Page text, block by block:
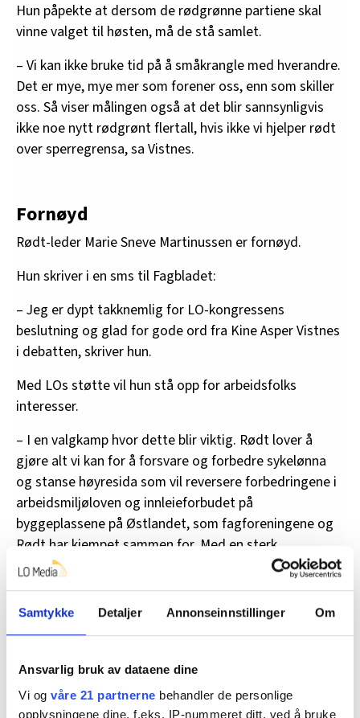
Samtykke Detaljer Annonseinnstillinger Om
Ansvarlig bruk av dataene dine
Vi og våre 21 partnerne behandler de personlige
opplysningene dine, f.eks. IP-nummeret ditt, ved å bruke
Hun påpekte at dersom de rødgrønne partiene skal
vinne valget til høsten, må de stå samlet.
– Vi kan ikke bruke tid på å småkrangle med hverandre.
Det er mye, mye mer som forener oss, enn som skiller
oss. Så viser målingen også at det blir sannsynligvis
ikke noe nytt rødgrønt flertall, hvis ikke vi hjelper rødt
over sperregrensa, sa Vistnes.
Fornøyd
Rødt-leder Marie Sneve Martinussen er fornøyd.
Hun skriver i en sms til Fagbladet:
– Jeg er dypt takknemlig for LO-kongressens
beslutning og glad for gode ord fra Kine Asper Vistnes
i debatten, skriver hun.
Med LOs støtte vil hun stå opp for arbeidsfolks
interesser.
– I en valgkamp hvor dette blir viktig. Rødt lover å
gjøre alt vi kan for å forsvare og forbedre sykelønna
og stanse høyresida som vil reversere forbedringene i
arbeidsmiljøloven og innleieforbudet på
byggeplassene på Østlandet, som fagforeningene og
Rødt har kjempet sammen for. Med en sterk
fagbevegelse og venstreside vil vi styrke retten til
faste jobber og stanse useriøse arbeidsgivere, skriver
hun.
Så mye har LO tidligere bevilget til de
rødgrønne partiene